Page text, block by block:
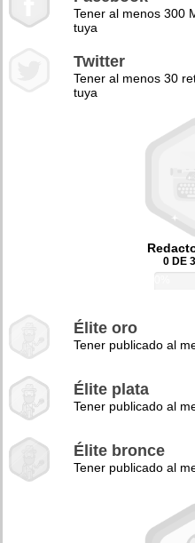
Tener al menos 300
tuya
Twitter
Tener al menos 30
tuya
0 DE
Élite oro
Tener publicado al
Élite plata
Tener publicado al
Élite bronce
Tener publicado al